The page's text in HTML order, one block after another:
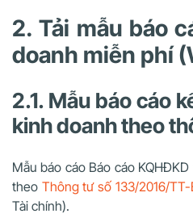
2. Tải mẫu báo
doanh miễn phí
2.1. Mẫu báo cáo
kinh doanh theo
Mẫu báo cáo Báo cáo
theo Thông tư số 133/2016/TT-
Tài chính).